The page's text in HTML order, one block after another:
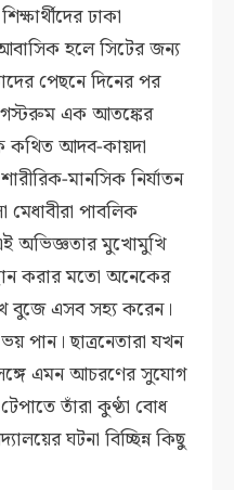
ঢাকা
আবাসিক হলে সিটের জন্য
পেছনে দিনের পর
এক আতঙ্কের
কথিত আদব-কায়দা
মানসিক নির্যাতন
পাবলিক
অভিজ্ঞতার মুখোমুখি
করার মতো অনেকের
মুখ বুজে এসব সহ্য করেন।
পান। ছাত্রনেতারা যখন
সঙ্গে এমন আচরণের সুযোগ
তাঁরা কুণ্ঠা বোধ
ঘটনা বিচ্ছিন্ন কিছু